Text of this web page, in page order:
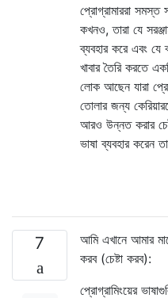
প্রোগ্রামাররা
কখনও, তারা যে
ব্যবহার করে এবং যে
খাবার তৈরি করতে
লোক আছেন যারা
তোলার জন্য
আরও উন্নত করার
ভাষা ব্যবহার করেন
7
আমি এখানে আমার
করব (চেষ্টা করব):
প্রোগ্রামিংয়ের